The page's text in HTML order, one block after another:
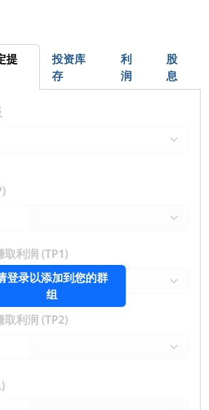
提
投资库
存
利
润
股
息
登录以添加到您的群
组
利润 (TP1)
利润 (TP2)